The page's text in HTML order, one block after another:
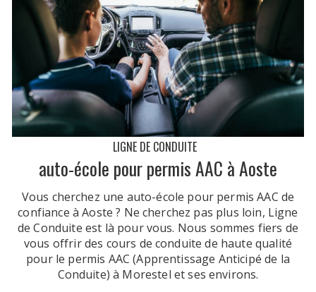
LIGNE DE CONDUITE
auto-école pour permis AAC à Aoste
Vous cherchez une auto-école pour permis AAC de
confiance à Aoste ? Ne cherchez pas plus loin, Ligne
de Conduite est là pour vous. Nous sommes fiers de
vous offrir des cours de conduite de haute qualité
pour le permis AAC (Apprentissage Anticipé de la
Conduite) à Morestel et ses environs.